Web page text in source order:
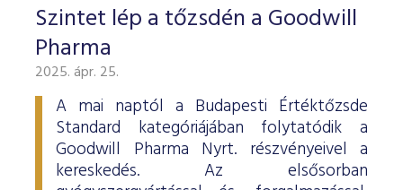
Szintet lép a tőzsdén a Goodwill
Pharma
2025. ápr. 25.
A mai naptól a Budapesti Értéktőzsde
Standard kategóriájában folytatódik a
Goodwill Pharma Nyrt. részvényeivel a
kereskedés. Az elsősorban